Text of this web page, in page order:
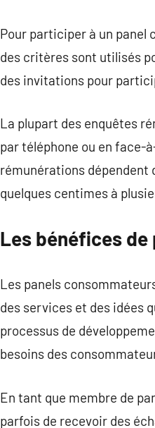
Pour participer à un panel
des critères sont utilisés
des invitations pour
La plupart des enquêtes
par téléphone ou en face-
rémunérations dépendent
quelques centimes à
Les bénéfices
Les panels
des services et des idées
processus de
besoins des
En tant que membre de
parfois de recevoir des